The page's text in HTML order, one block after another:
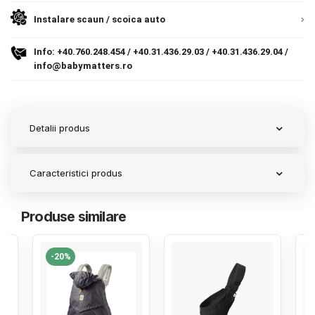
Instalare scaun / scoica auto
Info: +40.760.248.454 / +40.31.436.29.03 / +40.31.436.29.04 /
info@babymatters.ro
Detalii produs
Caracteristici produs
Produse similare
-20%